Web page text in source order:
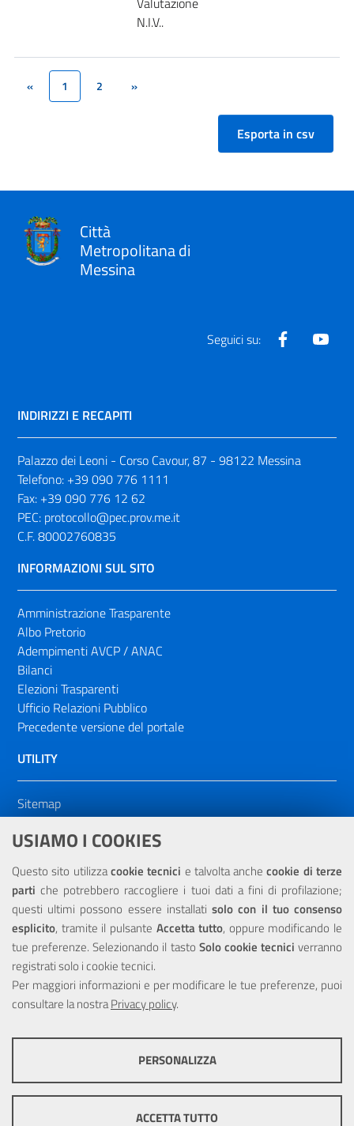
USIAMO I COOKIES
Questo sito utilizzacookie tecnici e talvolta anchecookie di terze
parti che potrebbero raccogliere i tuoi dati a fini di profilazione;
questi ultimi possono essere installatisolo con il tuo consenso
esplicito, tramite il pulsante Accetta tutto, oppure modificando le
tue preferenze. Selezionando il tasto Solo cookie tecnici verranno
registrati solo i cookie tecnici.
Per maggiori informazioni e per modificare le tue preferenze, puoi
consultare la nostraPrivacy policy.
ottimale per ogni utente. Essi non raccolgono i tuoi dati e le tue
PERSONALIZZA
ACCETTA TUTTO
N.I.V..
« 1(current)
2 »
Città
Metropolitana di
Messina
Seguici su: Facebook
INDIRIZZI E RECAPITI
Palazzo dei Leoni - Corso Cavour, 87 - 98122 Messina
Telefono: +39 090 776 1111
Fax: +39 090 776 12 62
PEC: protocollo@pec.prov.me.it
C.F. 80002760835
INFORMAZIONI SUL SITO
Amministrazione Trasparente
Albo Pretorio
Adempimenti AVCP / ANAC
Bilanci
Elezioni Trasparenti
Ufficio Relazioni Pubblico
Precedente versione del portale
UTILITY
Sitemap
Dichiarazione di accessibilità
NOTE LEGALI
Privacy
Portale realizzato con la partecipazione finanziaria dell'Unione
Europea tramite i fondi del POR Sicilia 2000/2006 Misura 6.05 -